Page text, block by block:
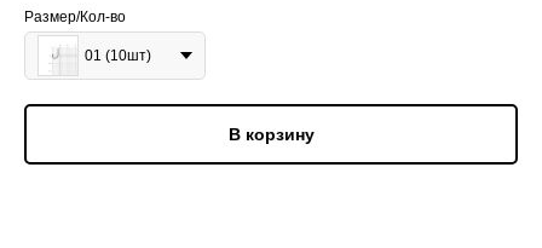
Размер/Кол-во
01 (10шт)
В корзину